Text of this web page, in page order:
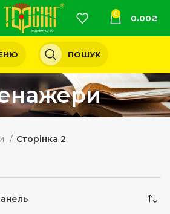
0 0.00₴
ПОШУК
Сторінка 2